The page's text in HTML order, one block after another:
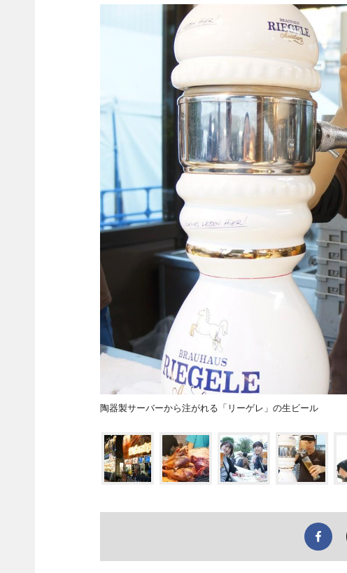
陶器製サーバーから注がれる「リーゲレ」の生ビール